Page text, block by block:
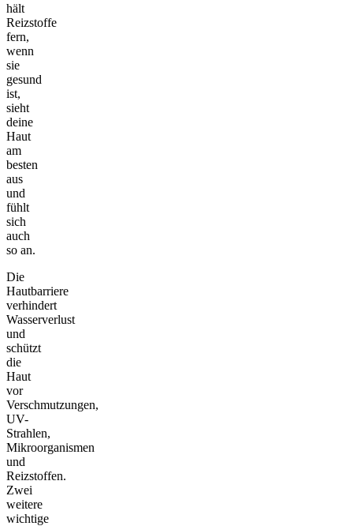
hält
Reizstoffe
fern,
wenn
sie
gesund
ist,
sieht
deine
Haut
am
besten
aus
und
fühlt
sich
auch
so an.
Die
Hautbarriere
verhindert
Wasserverlust
und
schützt
die
Haut
vor
Verschmutzungen,
UV-
Strahlen,
Mikroorganismen
und
Reizstoffen.
Zwei
weitere
wichtige